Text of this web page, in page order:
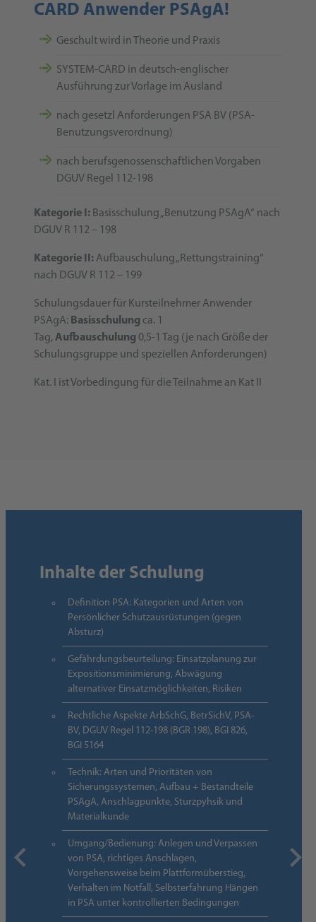
CARD Anwender PSAgA!
Geschult wird in Theorie und Praxis
SYSTEM-CARD in deutsch-englischer
Ausführung zur Vorlage im Ausland
nach gesetzl Anforderungen PSA BV (PSA-
Benutzungsverordnung)
nach berufsgenossenschaftlichen Vorgaben
DGUV Regel 112-198
Kategorie I: Basisschulung „Benutzung PSAgA“ nach
DGUV R 112 – 198
Kategorie II: Aufbauschulung „Rettungstraining“
nach DGUV R 112 – 199
Schulungsdauer für Kursteilnehmer Anwender
PSAgA: Basisschulung ca. 1
Tag,Aufbauschulung 0,5-1 Tag (je nach Größe der
Schulungsgruppe und speziellen Anforderungen)
Kat. I ist Vorbedingung für die Teilnahme an Kat II
Inhalte der Schulung
Definition PSA: Kategorien und Arten von
Persönlicher Schutzausrüstungen (gegen
Absturz)
Gefährdungsbeurteilung: Einsatzplanung zur
Expositionsminimierung, Abwägung
alternativer Einsatzmöglichkeiten, Risiken
Rechtliche Aspekte ArbSchG, BetrSichV, PSA-
BV, DGUV Regel 112-198 (BGR 198), BGI 826,
BGI 5164
Technik: Arten und Prioritäten von
Sicherungssystemen, Aufbau + Bestandteile
PSAgA, Anschlagpunkte, Sturzpyhsik und
Materialkunde
Umgang/Bedienung: Anlegen und Verpassen
von PSA, richtiges Anschlagen,
Vorgehensweise beim Plattformüberstieg,
Verhalten im Notfall, Selbsterfahrung Hängen
in PSA unter kontrollierten Bedingungen